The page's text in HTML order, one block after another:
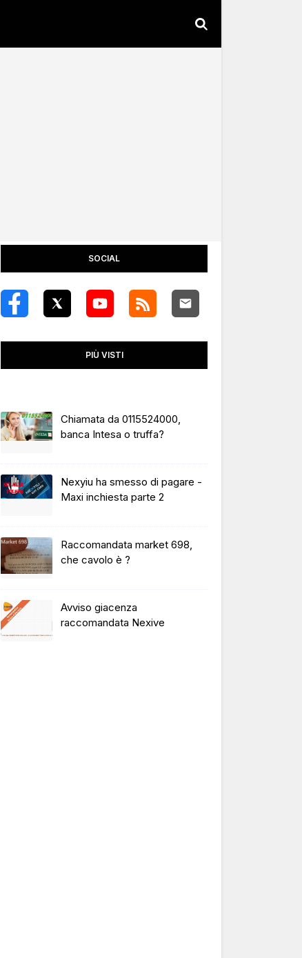
SOCIAL
PIÙ VISTI
Chiamata da 0115524000,
banca Intesa o truffa?
Nexyiu ha smesso di pagare -
Maxi inchiesta parte 2
Raccomandata market 698,
che cavolo è ?
Avviso giacenza
raccomandata Nexive